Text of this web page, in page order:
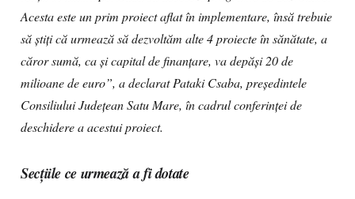
Acesta este un prim proiect aflat în implementare, însă trebuie
să știți că urmează să dezvoltăm alte 4 proiecte în sănătate, a
căror sumă, ca și capital de finanțare, va depăși 20 de
milioane de euro”, a declarat Pataki Csaba, președintele
Consiliului Județean Satu Mare, în cadrul conferinței de
deschidere a acestui proiect.
Secțiile ce urmează a fi dotate